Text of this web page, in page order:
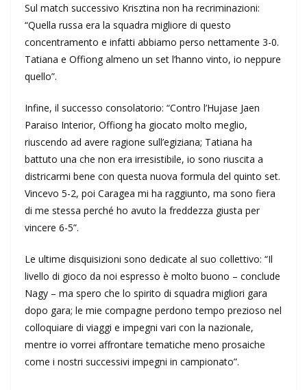
Sul match successivo Krisztina non ha recriminazioni:
“Quella russa era la squadra migliore di questo
concentramento e infatti abbiamo perso nettamente 3-0.
Tatiana e Offiong almeno un set l’hanno vinto, io neppure
quello”.
Infine, il successo consolatorio: “Contro l’Hujase Jaen
Paraiso Interior, Offiong ha giocato molto meglio,
riuscendo ad avere ragione sull’egiziana; Tatiana ha
battuto una che non era irresistibile, io sono riuscita a
districarmi bene con questa nuova formula del quinto set.
Vincevo 5-2, poi Caragea mi ha raggiunto, ma sono fiera
di me stessa perché ho avuto la freddezza giusta per
vincere 6-5”.
Le ultime disquisizioni sono dedicate al suo collettivo: “Il
livello di gioco da noi espresso è molto buono – conclude
Nagy – ma spero che lo spirito di squadra migliori gara
dopo gara; le mie compagne perdono tempo prezioso nel
colloquiare di viaggi e impegni vari con la nazionale,
mentre io vorrei affrontare tematiche meno prosaiche
come i nostri successivi impegni in campionato”.